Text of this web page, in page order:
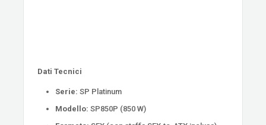
Dati Tecnici
Serie: SP Platinum
Modello: SP850P (850 W)